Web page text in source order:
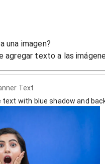
una imagen?
agregar texto a las
Text
text with blue shadow and